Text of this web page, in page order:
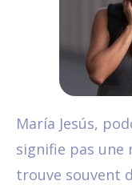
María Jesús,
signifie pas une
trouve souvent